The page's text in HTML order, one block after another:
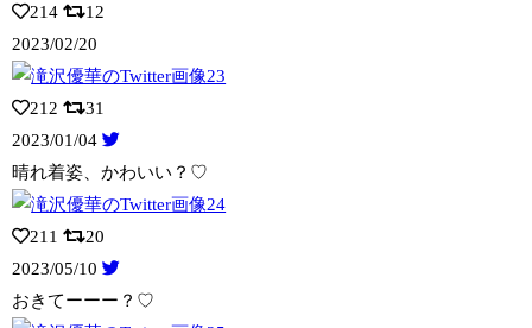
214
12
2023/02/20
212
31
2023/01/04
晴れ着姿、かわいい？♡
211
20
2023/05/10
おきてーーー？♡